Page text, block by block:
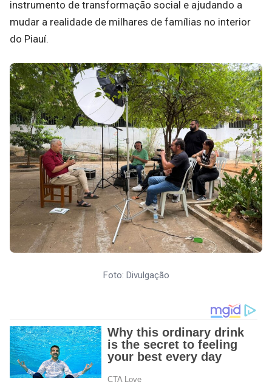
instrumento de transformação social e ajudando a
mudar a realidade de milhares de famílias no interior
do Piauí.
Foto: Divulgação